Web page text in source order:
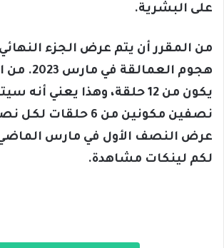
على البشرية.
من المقرر أن يتم عرض الجزء
هجوم
يكون من 12 حلقة، وهذا يعني
نصفين مكونين من 6
عرض النصف الأول في مارس
لكم لينكات مشاهدة.